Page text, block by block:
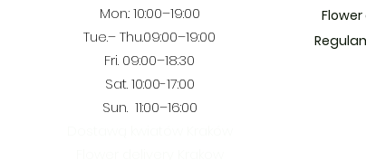
Mon.: 10:00–19:00
Tue.– Thu.09:00–19:00
Fri. 09:00–18:30
​​Sat. 10:00-17:00
Sun. 11:00–16:00